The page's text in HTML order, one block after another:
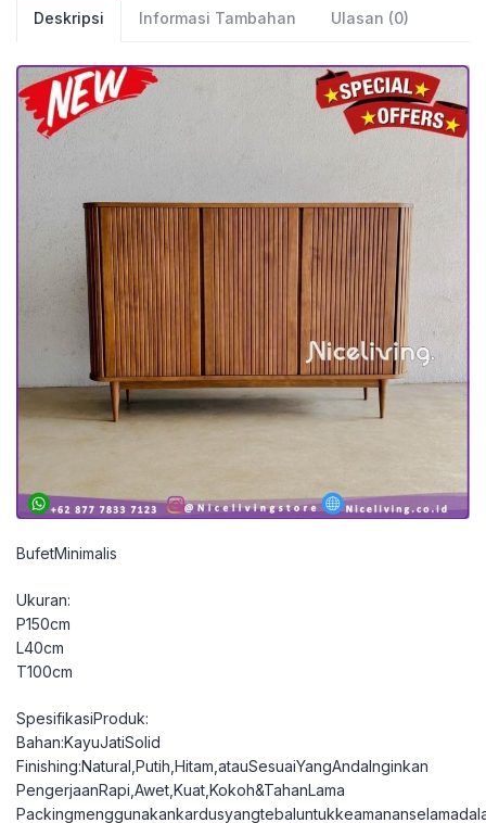
Deskripsi Informasi Tambahan Ulasan (0)
BufetMinimalis
Ukuran:
P150cm
L40cm
T100cm
SpesifikasiProduk:
Bahan:KayuJatiSolid
Finishing:Natural,Putih,Hitam,atauSesuaiYangAndaInginkan
PengerjaanRapi,Awet,Kuat,Kokoh&TahanLama